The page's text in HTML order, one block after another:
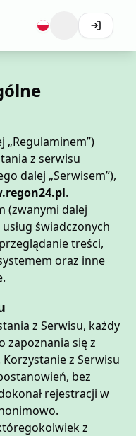
„Regulaminem”)
z serwisu
dalej „Serwisem”),
.
(zwanymi dalej
świadczonych
treści,
oraz inne
z Serwisu, każdy
zapoznania się z
z Serwisu
bez
rejestracji w
z